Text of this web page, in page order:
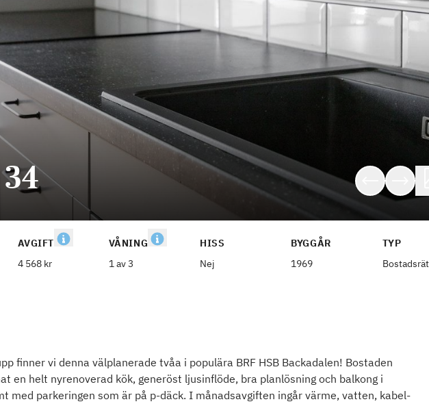
AVGIFT
4 568 kr
VÅNING
1 av 3
HISS
Nej
BYGGÅR
1969
TYP
finner vi denna välplanerade tvåa i populära BRF HSB Backadalen! Bostaden
en helt nyrenoverad kök, generöst ljusinflöde, bra planlösning och balkong i
med parkeringen som är på p-däck. I månadsavgiften ingår värme, vatten, kabel-